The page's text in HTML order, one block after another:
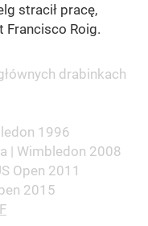
stracił pracę,
Francisco Roig.
drabinkach
1996
| Wimbledon 2008
Open 2011
2015